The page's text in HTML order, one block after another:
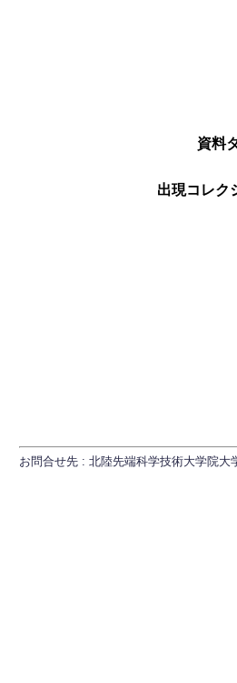
資料
出現コレク
お問合せ先 : 北陸先端科学技術大学院